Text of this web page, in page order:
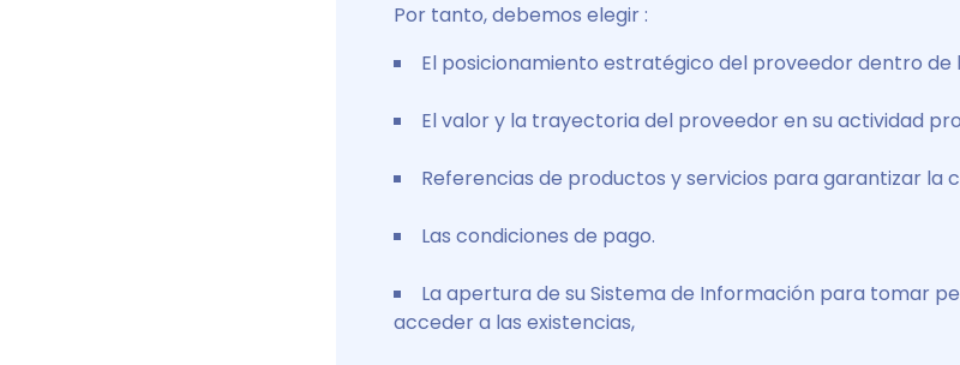
Por tanto, debemos elegir :
El posicionamiento estratégico del proveedor dentro de
El valor y la trayectoria del proveedor en su actividad
Referencias de productos y servicios para garantizar la
Las condiciones de pago.
La apertura de su Sistema de Información para tomar
acceder a las existencias,